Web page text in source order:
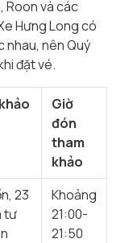
Roon và các
Hưng Long có
nhau, nên Quý
đặt vé.
Giờ
đón
tham
khảo
23
tư
Khoảng
21:00-
21:50